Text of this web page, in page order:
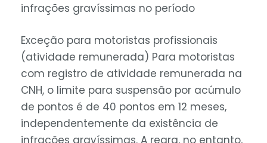
infrações gravíssimas no período
Exceção para motoristas profissionais
(atividade remunerada) Para motoristas
com registro de atividade remunerada na
CNH, o limite para suspensão por acúmulo
de pontos é de 40 pontos em 12 meses,
independentemente da existência de
infrações gravíssimas. A regra, no entanto,